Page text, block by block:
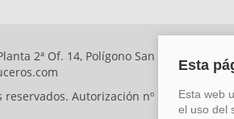
2ª Of. 14, Polígono San Rafael,
reservados. Autorización nº 29780-2